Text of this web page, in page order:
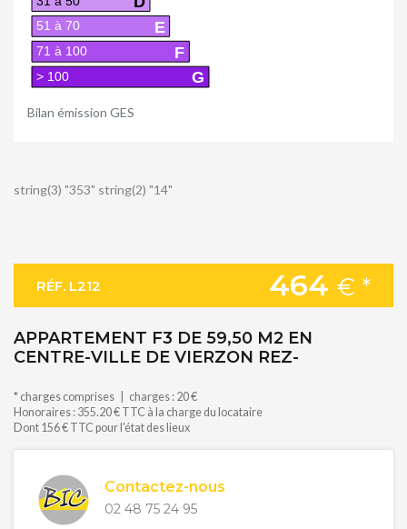
E
51 à 70
F
71 à 100
G
> 100
Bilan émission GES
string(3) "353" string(2) "14"
RÉF. L212 464 € *
APPARTEMENT F3 DE 59,50 M2 EN
CENTRE-VILLE DE VIERZON REZ-
* charges comprises | charges : 20 €
Honoraires : 355.20 € TTC à la charge du locataire
Dont 156 € TTC pour l'état des lieux
Contactez-nous
02 48 75 24 95